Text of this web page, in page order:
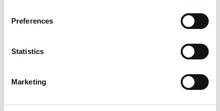
Preferences
Statistics
Marketing
Vid den grönskande halvön i Laxsjön
liggerBaldersnäs Herrgård
. Här njuter du av lokala
utsikt över parken med anor från 1700-talet.